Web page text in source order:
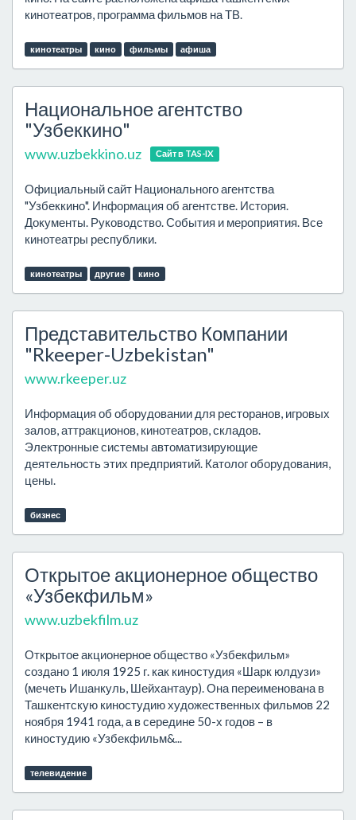
кинотеатров, программа фильмов на ТВ.
кинотеатры кино фильмы афиша
Национальное агентство
"Узбеккино"
www.uzbekkino.uz Сайт в TAS-IX
Официальный сайт Национального агентства
"Узбеккино". Информация об агентстве. История.
Документы. Руководство. События и мероприятия. Все
кинотеатры республики.
кинотеатры другие кино
Представительство Компании
"Rkeeper-Uzbekistan"
www.rkeeper.uz
Информация об оборудовании для ресторанов, игровых
залов, аттракционов, кинотеатров, складов.
Электронные системы автоматизирующие
деятельность этих предприятий. Католог оборудования,
цены.
бизнес
Открытое акционерное общество
«Узбекфильм»
www.uzbekfilm.uz
Открытое акционерное общество «Узбекфильм»
создано 1 июля 1925 г. как киностудия «Шарк юлдузи»
(мечеть Ишанкуль, Шейхантаур). Она переименована в
Ташкентскую киностудию художественных фильмов 22
ноября 1941 года, а в середине 50-х годов – в
киностудию «Узбекфильм&...
телевидение